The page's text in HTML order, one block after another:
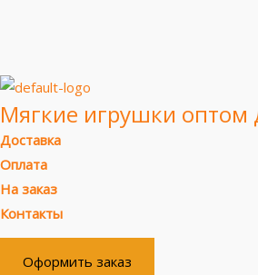
Мягкие игрушки оптом
Доставка
Оплата
На заказ
Контакты
Оформить заказ